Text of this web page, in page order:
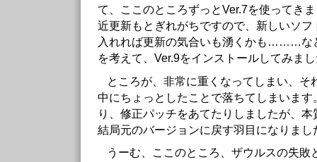
て、ここのところずっとVer.7を使ってき
近更新もとぎれがちですので、新しいソ
入れれば更新の気合いも湧くかも………な
を考えて、Ver.9をインストールしてみま
ところが、非常に重くなってしまい、そ
中にちょっとしたことで落ちてしまいま
り、修正パッチをあてたりしましたが、
結局元のバージョンに戻す羽目になりまし
うーむ、ここのところ、ザウルスの失敗